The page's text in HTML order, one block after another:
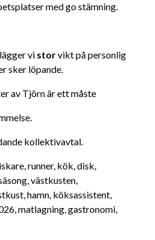
med go stämning.
vi stor vikt på personlig
sker löpande.
av Tjörn är ett måste
kollektivavtal.
runner, kök, disk,
västkusten,
hamn, köksassistent,
matlagning, gastronomi,